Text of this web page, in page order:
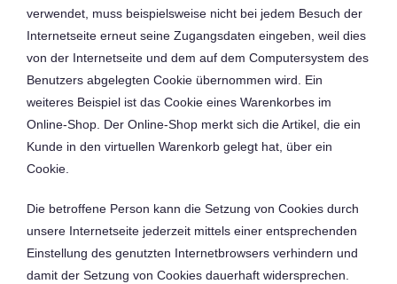
verwendet, muss beispielsweise nicht bei jedem Besuch der
Internetseite erneut seine Zugangsdaten eingeben, weil dies
von der Internetseite und dem auf dem Computersystem des
Benutzers abgelegten Cookie übernommen wird. Ein
weiteres Beispiel ist das Cookie eines Warenkorbes im
Online-Shop. Der Online-Shop merkt sich die Artikel, die ein
Kunde in den virtuellen Warenkorb gelegt hat, über ein
Cookie.
Die betroffene Person kann die Setzung von Cookies durch
unsere Internetseite jederzeit mittels einer entsprechenden
Einstellung des genutzten Internetbrowsers verhindern und
damit der Setzung von Cookies dauerhaft widersprechen.